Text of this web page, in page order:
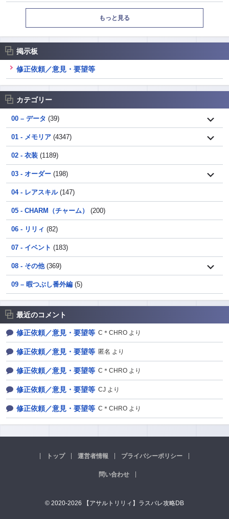
もっと見る
掲示板
修正依頼／意見・要望等
カテゴリー
00 – データ (39)
01 - メモリア (4347)
02 - 衣装 (1189)
03 - オーダー (198)
04 - レアスキル(147)
05 - CHARM（チャーム） (200)
06 - リリィ (82)
07 - イベント (183)
08 - その他(369)
09 – 暇つぶし番外編 (5)
最近のコメント
修正依頼／意見・要望等 C＊CHRO より
修正依頼／意見・要望等 匿名 より
修正依頼／意見・要望等 C＊CHRO より
修正依頼／意見・要望等 CJ より
修正依頼／意見・要望等 C＊CHRO より
トップ 運営者情報 プライバシーポリシー
問い合わせ
© 2020-2026 【アサルトリリィ】ラスバレ攻略DB